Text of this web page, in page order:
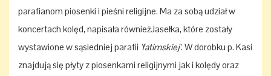
parafianom piosenki i pieśni religijne. Ma za sobą udział w
koncertach kolęd, napisała równieżJasełka, które zostały
wystawione w sąsiedniej parafii 'fatimskiej'. W dorobku p. Kasi
znajdują się płyty z piosenkami religijnymi jak i kolędy oraz